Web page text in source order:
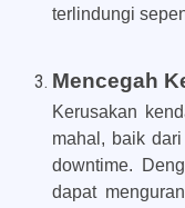
terlindungi
Mencegah
Kerusakan
mahal, baik
downtime.
dapat